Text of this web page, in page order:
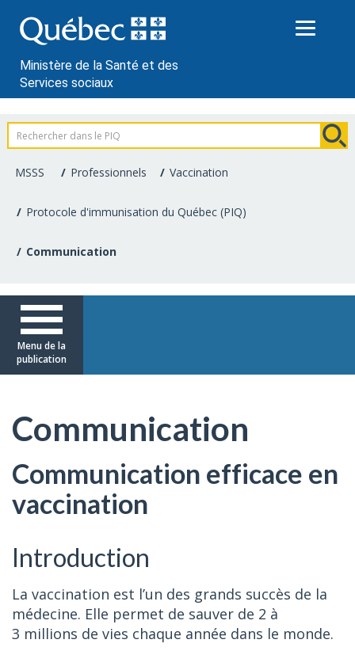
au
contenu
Ministère de la Santé et des
Services sociaux
Information
pour
les
professionnels
la
santé
MSSS Professionnels Vaccination
Protocole d'immunisation du Québec (PIQ)
Communication
Menu de la
publication
Communication
Communication efficace en
vaccination
Introduction
La vaccination est l’un des grands succès de la
médecine. Elle permet de sauver de 2 à
3 millions de vies chaque année dans le monde.